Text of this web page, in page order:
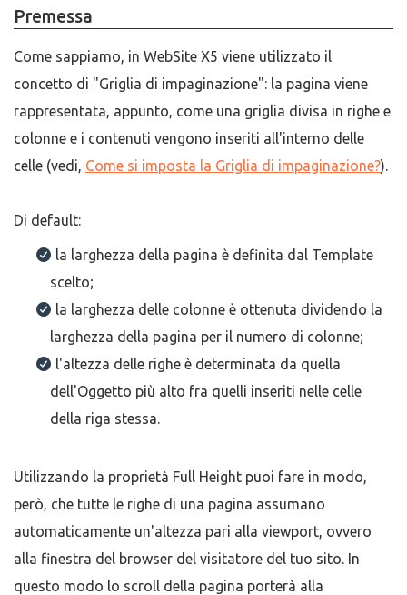
Premessa
Come sappiamo, in WebSite X5 viene utilizzato il
concetto di "Griglia di impaginazione": la pagina viene
rappresentata, appunto, come una griglia divisa in righe e
colonne e i contenuti vengono inseriti all'interno delle
celle (vedi, Come si imposta la Griglia di impaginazione?).
Di default:
la larghezza della pagina è definita dal Template
scelto;
la larghezza delle colonne è ottenuta dividendo la
larghezza della pagina per il numero di colonne;
l'altezza delle righe è determinata da quella
dell'Oggetto più alto fra quelli inseriti nelle celle
della riga stessa.
Utilizzando la proprietà Full Height puoi fare in modo,
però, che tutte le righe di una pagina assumano
automaticamente un'altezza pari alla viewport, ovvero
alla finestra del browser del visitatore del tuo sito. In
questo modo lo scroll della pagina porterà alla